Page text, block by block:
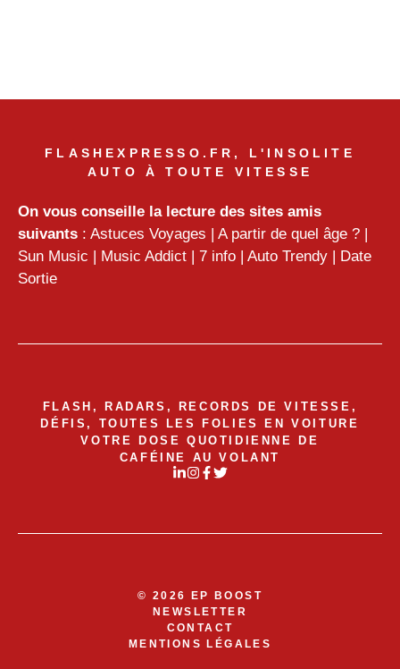
FLASHEXPRESSO.FR, L'INSOLITE
AUTO À TOUTE VITESSE
On vous conseille la lecture des sites amis
suivants : Astuces Voyages | A partir de quel âge ? |
Sun Music | Music Addict | 7 info | Auto Trendy | Date
Sortie
FLASH, RADARS, RECORDS DE VITESSE,
DÉFIS, TOUTES LES FOLIES EN VOITURE
VOTRE DOSE QUOTIDIENNE DE
CAFÉINE AU VOLANT
© 2026 EP BOOST
NEWSLETTER
CONTACT
MENTIONS LÉGALES